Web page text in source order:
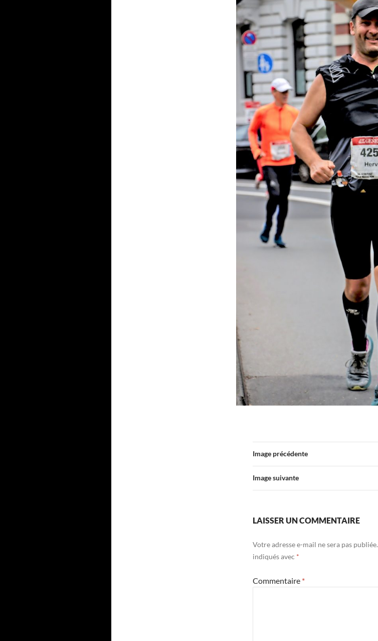
Image précédente
Image suivante
LAISSER UN COMMENTAIRE
Votre adresse e-mail ne sera pas publiée.
indiqués avec *
Commentaire *